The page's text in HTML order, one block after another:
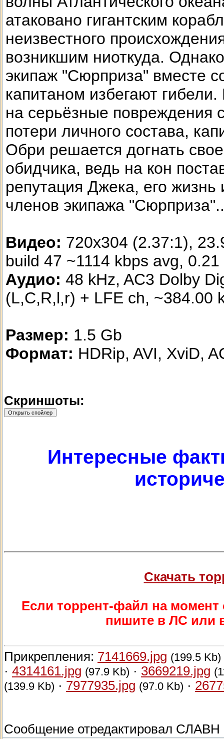
атаковано гигантским
неизвестного
возникшим ниоткуда.
экипаж "Сюрприза" вместе
капитаном избегают
на серьёзные повреждения
потери личного состава,
Обри решается догнать
обидчика, ведь на кон
репутация Джека, его жизнь
членов экипажа
Видео: 720x304 (2.37:1),
build 47 ~1114 kbps avg,
Аудио: 48 kHz, AC3 Dolby
(L,C,R,l,r) + LFE ch, ~384.00
Размер: 1.5 Gb
Формат: HDRip, AVI, XviD,
Скриншоты:
Интересные
Скачать
Если торрент-файл на момент
пишите в ЛС или
Прикрепления: 7141669.jpg (199.5 Kb)
· 4314161.jpg (97.9 Kb) · 3669219.jpg
(139.9 Kb) · 7977935.jpg (97.0 Kb) ·
Сообщение отредактировал СЛАВН